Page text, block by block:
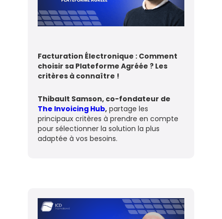
Facturation Électronique : Comment
choisir sa Plateforme Agréée ? Les
critères à connaître !
Thibault Samson, co-fondateur de
The Invoicing Hub, partage les
principaux critères à prendre en compte
pour sélectionner la solution la plus
adaptée à vos besoins.